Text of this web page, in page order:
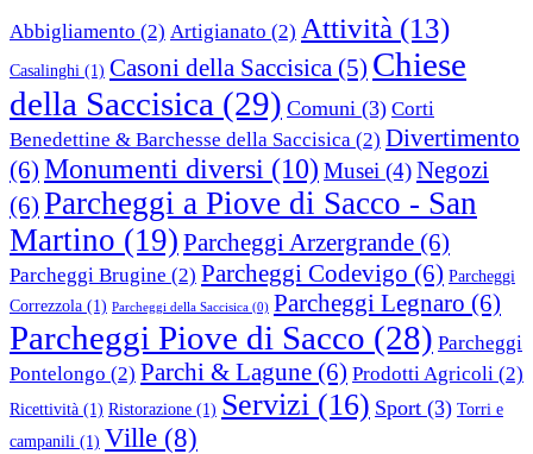
Abbigliamento (2) Artigianato (2) Attività (13)
Casalinghi (1) Casoni della Saccisica (5) Chiese
della Saccisica (29) Comuni (3) Corti
Benedettine & Barchesse della Saccisica (2) Divertimento
(6) Monumenti diversi (10) Musei (4)Negozi
(6) Parcheggi a Piove di Sacco - San
Martino (19) Parcheggi Arzergrande (6)
Parcheggi Brugine (2) Parcheggi Codevigo (6) Parcheggi
Correzzola (1) Parcheggi della Saccisica (0) Parcheggi Legnaro (6)
Parcheggi Piove di Sacco (28) Parcheggi
Pontelongo (2) Parchi & Lagune (6) Prodotti Agricoli (2)
Ricettività (1) Ristorazione (1) Servizi (16) Sport (3) Torri e
campanili (1) Ville (8)